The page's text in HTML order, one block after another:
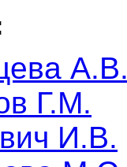
А.В.
Г.М.
И.В.